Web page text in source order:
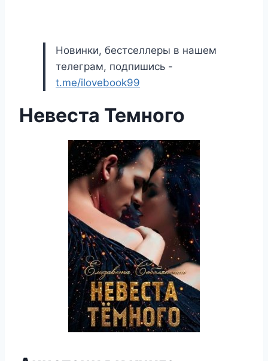
Новинки, бестселлеры в нашем
телеграм, подпишись -
t.me/ilovebook99
Невеста Темного